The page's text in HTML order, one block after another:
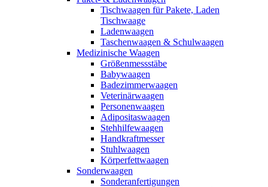
Tischwaagen für Pakete, Laden
Tischwaage
Ladenwaagen
Taschenwaagen & Schulwaagen
Medizinische Waagen
Größenmessstäbe
Babywaagen
Badezimmerwaagen
Veterinärwaagen
Personenwaagen
Adipositaswaagen
Stehhilfewaagen
Handkraftmesser
Stuhlwaagen
Körperfettwaagen
Sonderwaagen
Sonderanfertigungen